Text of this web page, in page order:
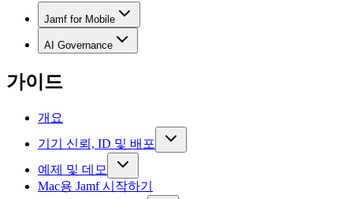
Jamf for Mobile
AI Governance
가이드
개요
기기 신뢰, ID 및 배포
예제 및 데모
Mac용 Jamf 시작하기